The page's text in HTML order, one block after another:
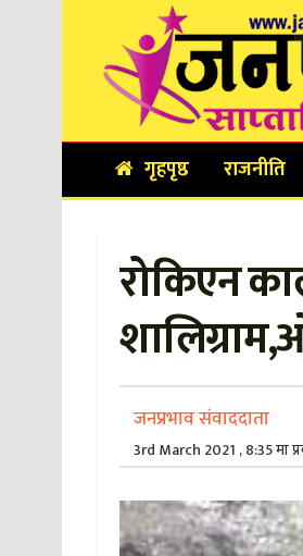
गृहपृष्ठ राजनीति
रोकिएन
जनप्रभाव संवाददाता
3rd March 2021 , 8:35 मा